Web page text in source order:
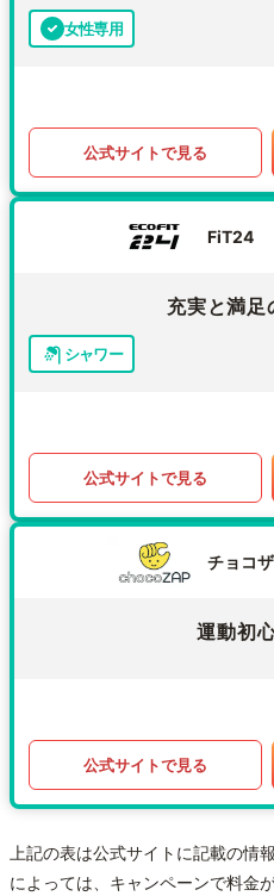
女性専用
公式サイトで見る
FiT24
充実と満足
シャワー
公式サイトで見る
チョコ
運動初
公式サイトで見る
上記の表は公式サイトに記載の情
によっては、キャンペーンで料金